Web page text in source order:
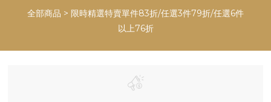
全部商品 > 限時精選特賣單件83折/任選3件79折/任選6件
以上76折